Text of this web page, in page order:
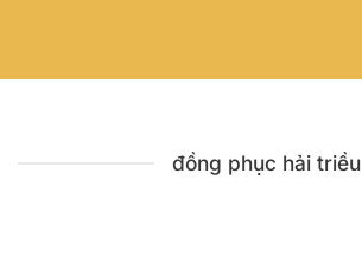
đồng phục hải triều